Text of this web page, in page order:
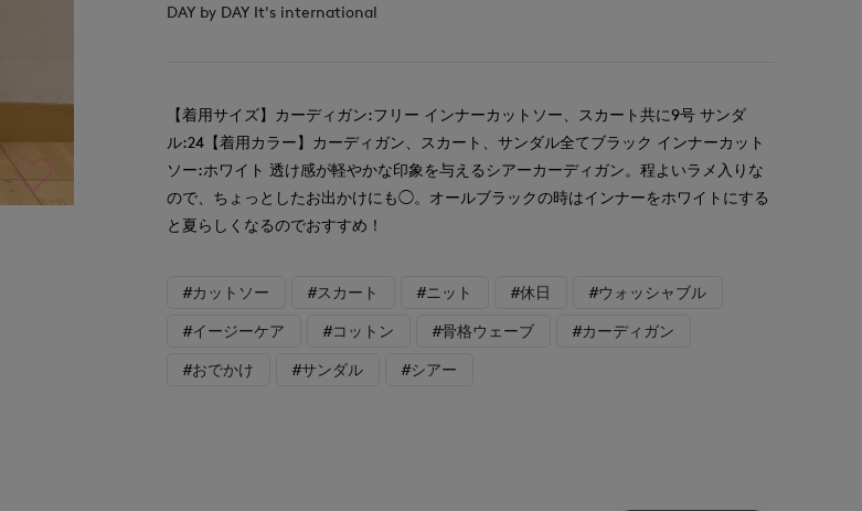
DAY by DAY It's international
【着用サイズ】カーディガン:フリー インナーカットソー、スカート共に9号 サンダ
ル:24【着用カラー】カーディガン、スカート、サンダル全てブラック インナーカット
ソー:ホワイト 透け感が軽やかな印象を与えるシアーカーディガン。程よいラメ入りな
ので、ちょっとしたお出かけにも◯。オールブラックの時はインナーをホワイトにする
と夏らしくなるのでおすすめ！
#カットソー #スカート #ニット #休日 #ウォッシャブル
#イージーケア #コットン #骨格ウェーブ #カーディガン
#おでかけ #サンダル #シアー